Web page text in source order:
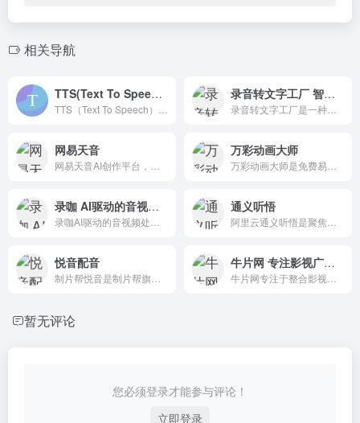
相关导航
TTS(Text To Speech) 在线文本转语音 录音转文字工厂 智能语音识别工具
网易天音 万彩动画大师
录咖 AI驱动的音视频处理平台 通义听悟
悦音配音 牛片网 专注影视广告资源整合
暂无评论
您必须登录才能参与评论！
立即登录